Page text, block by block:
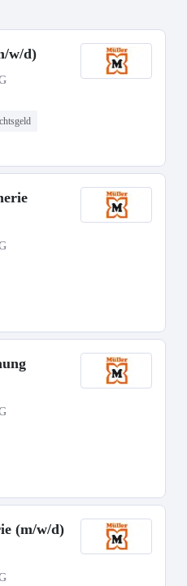
w/d)
(m/w/d)